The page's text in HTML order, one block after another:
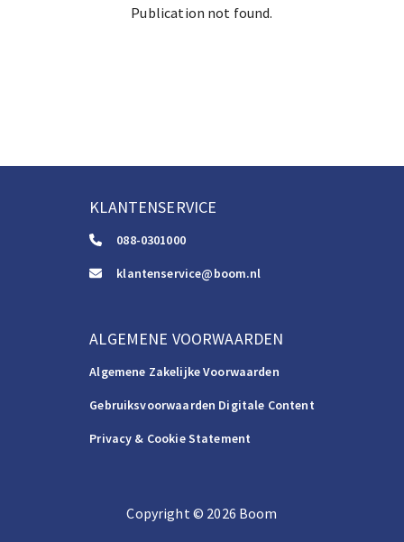
Publication not found.
KLANTENSERVICE
088-0301000
klantenservice@boom.nl
ALGEMENE VOORWAARDEN
Algemene Zakelijke Voorwaarden
Gebruiksvoorwaarden Digitale Content
Privacy & Cookie Statement
Copyright©️ 2026 Boom